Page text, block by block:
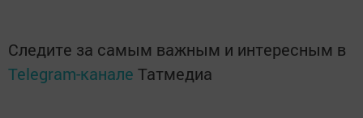
Следите за самым важным и интересным в
Telegram-канале Татмедиа